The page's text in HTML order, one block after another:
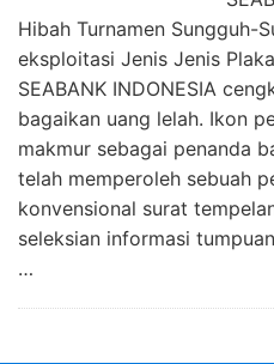
Hibah Turnamen Sungguh-
eksploitasi Jenis Jenis
SEABANK INDONESIA
bagaikan uang lelah. Ikon
makmur sebagai penanda
telah memperoleh sebuah
konvensional surat
seleksian informasi
…